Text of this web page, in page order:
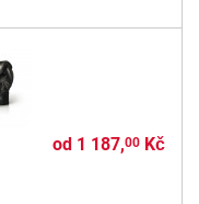
od 1 187,00Kč